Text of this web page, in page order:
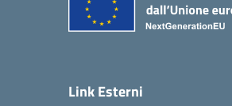
Link Esterni